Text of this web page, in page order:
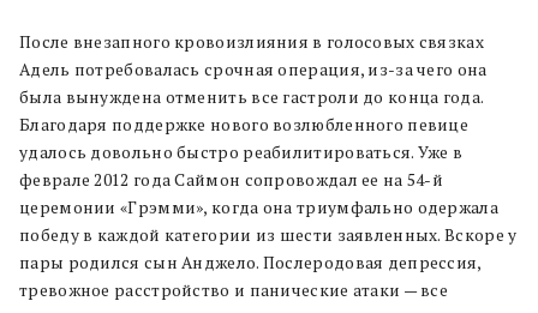
После внезапного кровоизлияния в голосовых связках
Адель потребовалась срочная операция, из-за чего она
была вынуждена отменить все гастроли до конца года.
Благодаря поддержке нового возлюбленного певице
удалось довольно быстро реабилитироваться. Уже в
феврале 2012 года Саймон сопровождал ее на 54-й
церемонии «Грэмми», когда она триумфально одержала
победу в каждой категории из шести заявленных. Вскоре у
пары родился сын Анджело. Послеродовая депрессия,
тревожное расстройство и панические атаки — все